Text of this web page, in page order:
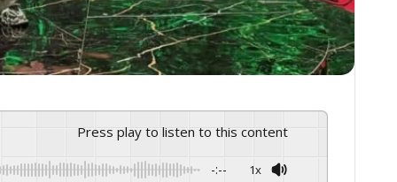
Press play to listen to this content
-:-- 1x